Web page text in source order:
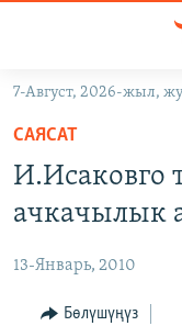
Навигацияга
өтүңүз
Издөөгө
салыңыз
ЭКОНОМИКА
МАДАНИЯТ
БОРБОР АЗИЯ
АТАЙЫН ИЛИКТӨӨ
ТВ ПРОГРАММАЛАР
7-Август, 2026-жыл,
САЯСАТ
И.Исаковго
ачкачылык
13-Январь, 2010
Бөлүшүңүз